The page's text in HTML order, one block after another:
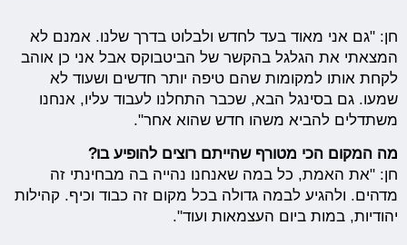
חן: "גם אני מאוד בעד לחדש ולבלוט בדרך שלנו. אמנם לא
המצאתי את הגלגל בהקשר של הביטבוקס אבל אני כן אוהב
לקחת אותו למקומות שהם טיפה יותר חדשים ושעוד לא
שמעו. גם בסינגל הבא, שכבר התחלנו לעבוד עליו, אנחנו
משתדלים להביא משהו חדש שהוא אחר".
מה המקום הכי מטורף שהייתם רוצים להופיע בו?
חן: "את האמת, כל במה שאנחנו נהייה בה מבחינתי זה
מדהים. ולהגיע לבמה גדולה בכל מקום זה כבוד וכיף. קהילות
יהודיות, במות ביום העצמאות ועוד".